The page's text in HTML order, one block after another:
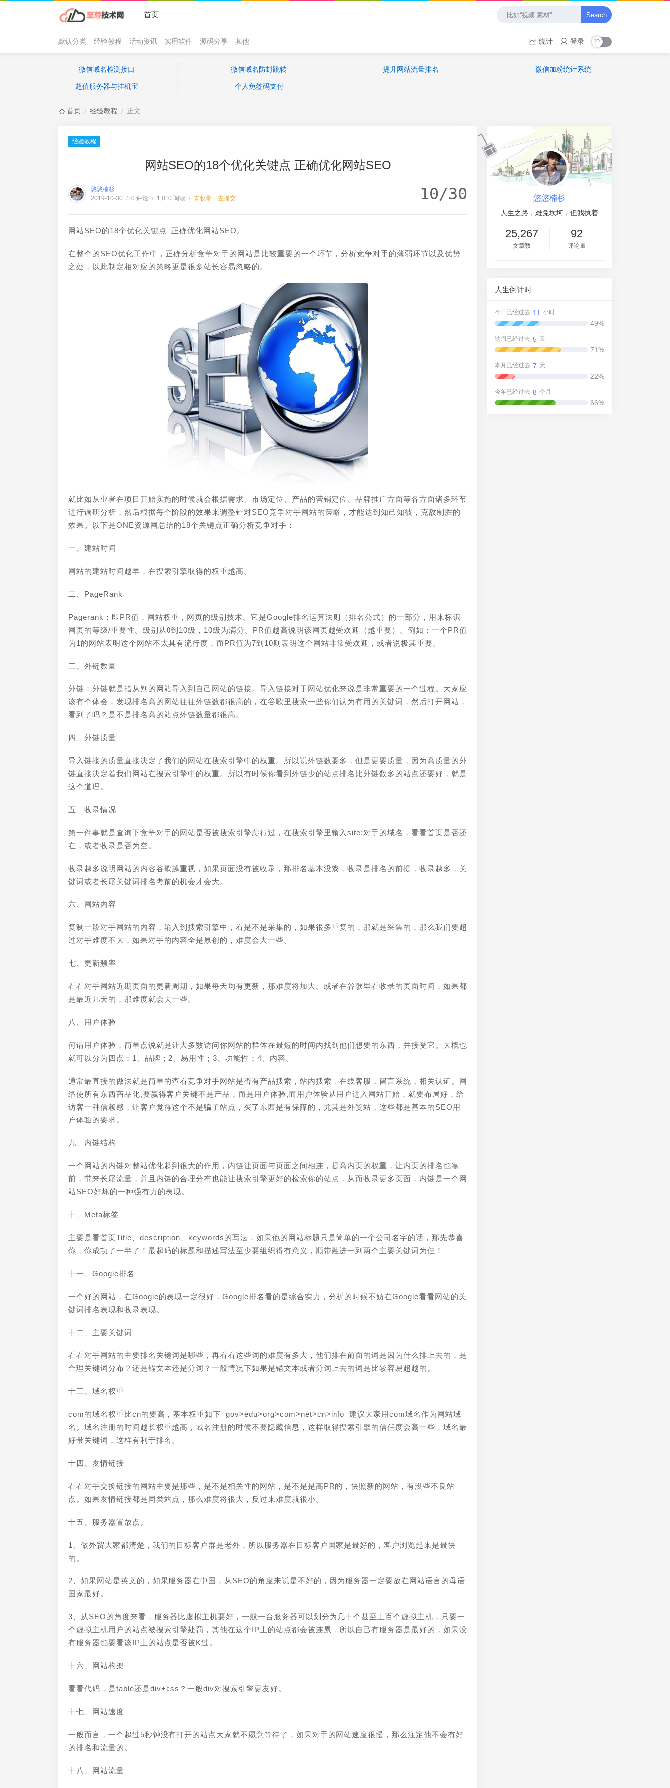
首页 Search
默认分类 经验教程 活动资讯 实用软件 源码分享 其他 统计 登录
微信域名检测接口 微信域名防封跳转 提升网站流量排名 微信加粉统计系统
超值服务器与挂机宝 个人免签码支付
首页 / 经验教程 / 正文
经验教程
网站SEO的18个优化关键点 正确优化网站SEO
悠悠楠杉
2019-10-30 / 0 评论 / 1,010 阅读 / 未收录，去提交 10/30
网站SEO的18个优化关键点 正确优化网站SEO。
在整个的SEO优化工作中，正确分析竞争对手的网站是比较重要的一个环节，分析竞争对手的薄弱环节以及优势
之处，以此制定相对应的策略更是很多站长容易忽略的。
就比如从业者在项目开始实施的时候就会根据需求、市场定位、产品的营销定位、品牌推广方面等各方面诸多环节
进行调研分析，然后根据每个阶段的效果来调整针对SEO竞争对手网站的策略，才能达到知己知彼，克敌制胜的
效果。以下是ONE资源网总结的18个关键点正确分析竞争对手：
一、建站时间
网站的建站时间越早，在搜索引擎取得的权重越高。
二、PageRank
Pagerank：即PR值，网站权重，网页的级别技术。它是Google排名运算法则（排名公式）的一部分，用来标识
网页的等级/重要性。级别从0到10级，10级为满分。PR值越高说明该网页越受欢迎（越重要）。例如：一个PR值
为1的网站表明这个网站不太具有流行度，而PR值为7到10则表明这个网站非常受欢迎，或者说极其重要。
三、外链数量
外链：外链就是指从别的网站导入到自己网站的链接。导入链接对于网站优化来说是非常重要的一个过程。大家应
该有个体会，发现排名高的网站往往外链数都很高的，在谷歌里搜索一些你们认为有用的关键词，然后打开网站，
看到了吗？是不是排名高的站点外链数量都很高。
四、外链质量
导入链接的质量直接决定了我们的网站在搜索引擎中的权重。所以说外链数要多，但是更要质量，因为高质量的外
链直接决定着我们网站在搜索引擎中的权重。所以有时候你看到外链少的站点排名比外链数多的站点还要好，就是
这个道理。
五、收录情况
第一件事就是查询下竞争对手的网站是否被搜索引擎爬行过，在搜索引擎里输入site:对手的域名，看看首页是否还
在，或者收录是否为空。
收录越多说明网站的内容谷歌越重视，如果页面没有被收录，那排名基本没戏，收录是排名的前提，收录越多，关
键词或者长尾关键词排名考前的机会才会大。
六、网站内容
复制一段对手网站的内容，输入到搜索引擎中，看是不是采集的，如果很多重复的，那就是采集的，那么我们要超
过对手难度不大，如果对手的内容全是原创的，难度会大一些。
七、更新频率
看看对手网站近期页面的更新周期，如果每天均有更新，那难度将加大。或者在谷歌里看收录的页面时间，如果都
是最近几天的，那难度就会大一些。
八、用户体验
何谓用户体验，简单点说就是让大多数访问你网站的群体在最短的时间内找到他们想要的东西，并接受它。大概也
就可以分为四点：1、品牌；2、易用性；3、功能性；4、内容。
通常最直接的做法就是简单的查看竞争对手网站是否有产品搜索，站内搜索，在线客服，留言系统，相关认证。网
络使所有东西商品化,要赢得客户关键不是产品，而是用户体验,而用户体验从用户进入网站开始，就要布局好，给
访客一种信赖感，让客户觉得这个不是骗子站点，买了东西是有保障的，尤其是外贸站，这些都是基本的SEO用
户体验的要求。
九、内链结构
一个网站的内链对整站优化起到很大的作用，内链让页面与页面之间相连，提高内页的权重，让内页的排名也靠
前，带来长尾流量，并且内链的合理分布也能让搜索引擎更好的检索你的站点，从而收录更多页面，内链是一个网
站SEO好坏的一种强有力的表现。
十、Meta标签
主要是看首页Title、description、keywords的写法，如果他的网站标题只是简单的一个公司名字的话，那先恭喜
你，你成功了一半了！最起码的标题和描述写法至少要组织得有意义，顺带融进一到两个主要关键词为佳！
十一、Google排名
一个好的网站，在Google的表现一定很好，Google排名看的是综合实力，分析的时候不妨在Google看看网站的关
键词排名表现和收录表现。
十二、主要关键词
看看对手网站的主要排名关键词是哪些，再看看这些词的难度有多大，他们排在前面的词是因为什么排上去的，是
合理关键词分布？还是锚文本还是分词？一般情况下如果是锚文本或者分词上去的词是比较容易超越的。
十三、域名权重
com的域名权重比cn的要高，基本权重如下 gov>edu>org>com>net>cn>info 建议大家用com域名作为网站域
名。域名注册的时间越长权重越高，域名注册的时候不要隐藏信息，这样取得搜索引擎的信任度会高一些，域名最
好带关键词，这样有利于排名。
十四、友情链接
看看对手交换链接的网站主要是那些，是不是相关性的网站，是不是是高PR的，快照新的网站，有没些不良站
点。如果友情链接都是同类站点，那么难度将很大，反过来难度就很小。
十五、服务器置放点。
1、做外贸大家都清楚，我们的目标客户群是老外，所以服务器在目标客户国家是最好的，客户浏览起来是最快
的。
2、如果网站是英文的，如果服务器在中国，从SEO的角度来说是不好的，因为服务器一定要放在网站语言的母语
国家最好。
3、从SEO的角度来看，服务器比虚拟主机要好，一般一台服务器可以划分为几十个甚至上百个虚拟主机，只要一
个虚拟主机用户的站点被搜索引擎处罚，其他在这个IP上的站点都会被连累，所以自己有服务器是最好的，如果没
有服务器也要看该IP上的站点是否被K过。
十六、网站构架
看看代码，是table还是div+css？一般div对搜索引擎更友好。
十七、网站速度
一般而言，一个超过5秒钟没有打开的站点大家就不愿意等待了，如果对手的网站速度很慢，那么注定他不会有好
的排名和流量的。
十八、网站流量
悠悠楠杉
人生之路，难免坎坷，但我执着
25,267
文章数
92
评论量
人生倒计时
今日已经过去 11 小时
49%
这周已经过去 5 天
71%
本月已经过去 7 天
22%
今年已经过去 8 个月
66%